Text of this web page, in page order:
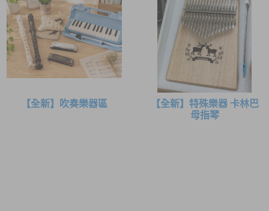
【全新】吹奏樂器區
【全新】特殊樂器 卡林巴
母指琴